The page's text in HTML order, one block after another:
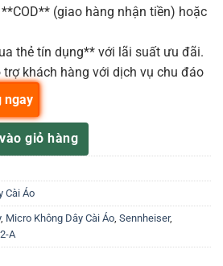
(giao hàng nhận tiền) hoặc
thẻ tín dụng** với lãi suất ưu đãi.
trợ khách hàng với dịch vụ chu đáo
Lavalier Set Microphone số lượng
giỏ hàng
ngay
Cài Áo
, Micro Không Dây Cài Áo Sennheiser,
A